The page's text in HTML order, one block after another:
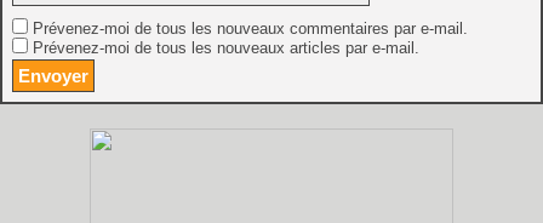
Prévenez-moi de tous les nouveaux commentaires par e-mail.
Prévenez-moi de tous les nouveaux articles par e-mail.